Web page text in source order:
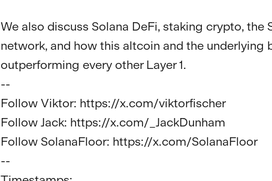
We also discuss Solana DeFi, staking crypto, the
network, and how this altcoin and the underlying
outperforming every other Layer 1.
--
Follow Viktor: https://x.com/viktorfischer
Follow Jack: https://x.com/_JackDunham
Follow SolanaFloor: https://x.com/SolanaFloor
--